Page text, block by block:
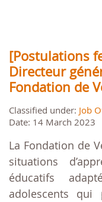
[Postulations
Directeur
Fondation de
Classified under: Job
Date: 14 March 2023
La Fondation de
situations
éducatifs
adolescents qui